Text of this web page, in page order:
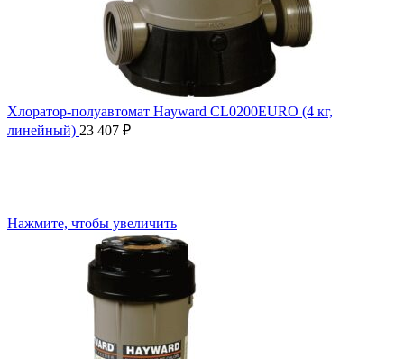
Хлоратор-полуавтомат Hayward CL0200EURO (4 кг,
линейный) 23 407 ₽
Нажмите, чтобы увеличить